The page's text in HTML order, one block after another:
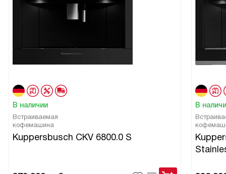
В наличии
Встраиваемая
кофемашина
Kuppersbusch CKV 6800.0 S
В